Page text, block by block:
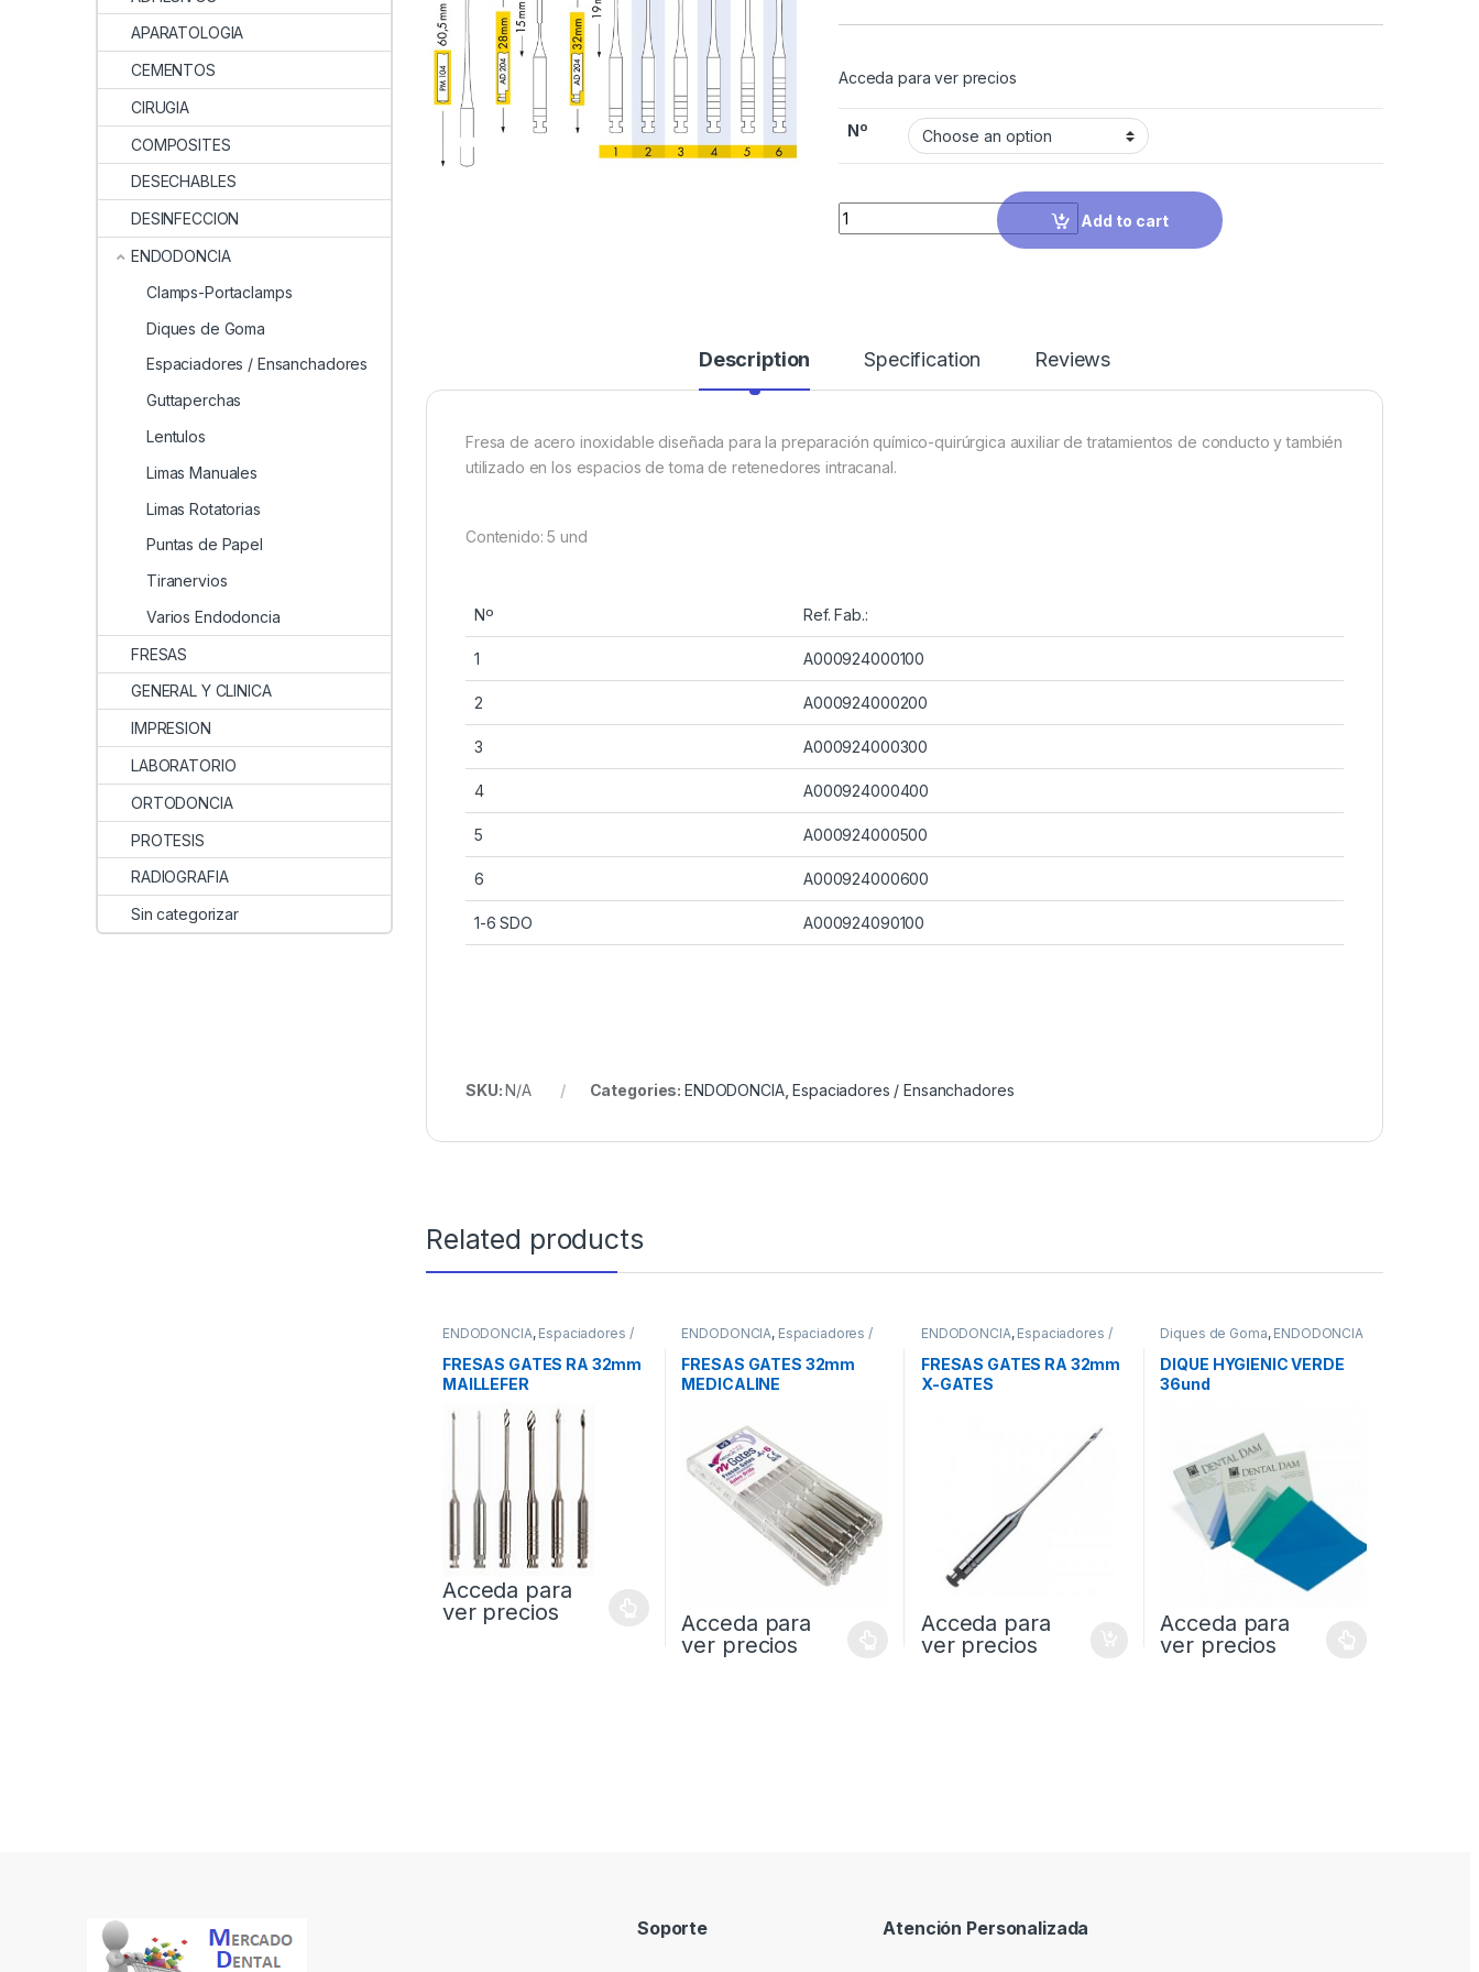
Acceda para ver precios
Nº
Quantity
Add to cart
Description Specification Reviews
Fresa de acero inoxidable diseñada para la preparación químico-quirúrgica auxiliar de tratamientos de conducto y también
utilizado en los espacios de toma de retenedores intracanal.
Contenido: 5 und
Nº Ref. Fab.:
1 A000924000100
2 A000924000200
3 A000924000300
4 A000924000400
5 A000924000500
6 A000924000600
1-6 SDO A000924090100
SKU:N/A Categories: ENDODONCIA,Espaciadores / Ensanchadores
Related products
ENDODONCIA, Espaciadores /
FRESAS GATES RA 32mm
MAILLEFER
Acceda para
ver precios
ENDODONCIA, Espaciadores /
FRESAS GATES 32mm
MEDICALINE
Acceda para
ver precios
ENDODONCIA, Espaciadores /
FRESAS GATES RA 32mm
X-GATES
Acceda para
ver precios
Diques de Goma, ENDODONCIA
DIQUE HYGIENIC VERDE
36und
Acceda para
ver precios
APARATOLOGIA
CEMENTOS
CIRUGIA
COMPOSITES
DESECHABLES
DESINFECCION
ENDODONCIA
Clamps-Portaclamps
Diques de Goma
Espaciadores / Ensanchadores
Guttaperchas
Lentulos
Limas Manuales
Limas Rotatorias
Puntas de Papel
Tiranervios
Varios Endodoncia
FRESAS
GENERAL Y CLINICA
IMPRESION
LABORATORIO
ORTODONCIA
PROTESIS
RADIOGRAFIA
Sin categorizar
Soporte Atención Personalizada